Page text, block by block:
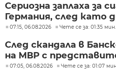
Сериозна заплаха за
Германия, след като
07:15, 06.08.2026 Чете се за: 01:35 мин.
След скандала в
на МВР с
07:05, 06.08.2026 Чете се за: 01:07